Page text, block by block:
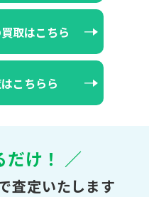
取はこちら
こちらら
だけ！ ／
査定いたします